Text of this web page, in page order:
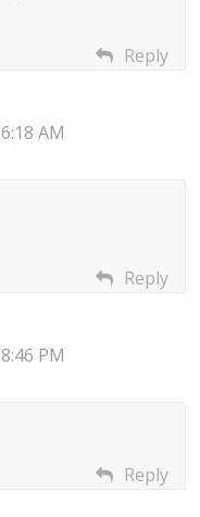
Reply
AM
Reply
PM
Reply